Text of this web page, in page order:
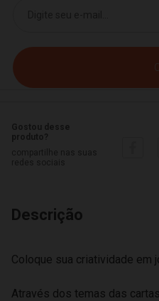
Descrição
Coloque sua criatividade em
Através dos temas das